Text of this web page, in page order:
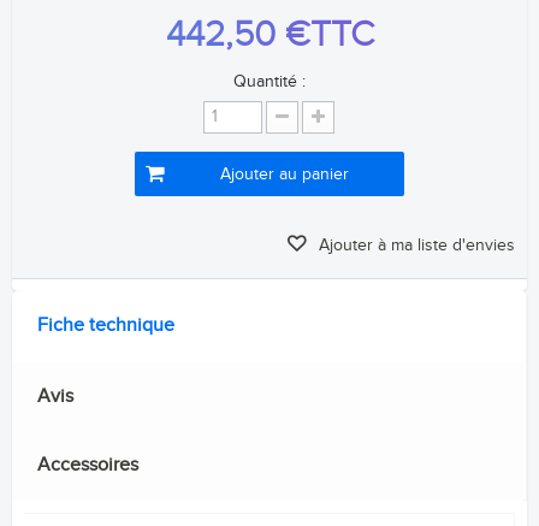
442,50 €TTC
Quantité :
Ajouter au panier
Ajouter à ma liste d'envies
Fiche technique
Avis
Accessoires